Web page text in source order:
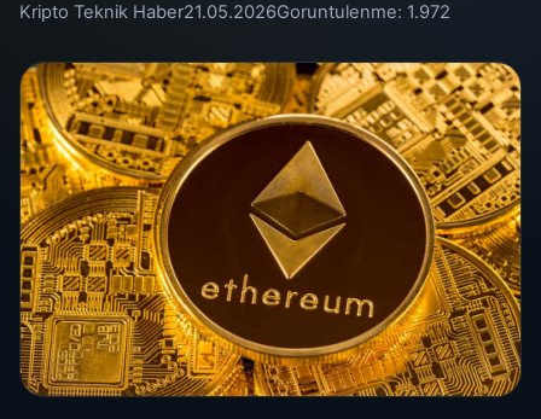
Kripto Teknik Haber21.05.2026Goruntulenme: 1.972